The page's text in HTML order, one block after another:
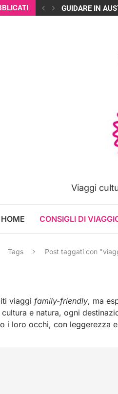
GUIDARE IN
Viaggi
HOME CONSIGLI DI
Tags Post taggati con
viaggi family-friendly, ma
e natura, ogni
i loro occhi, con leggerezza